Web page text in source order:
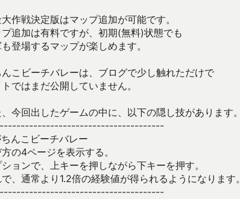
作戦決定版はマップ追加が可能です。
プ追加は有料ですが、初期(無料)状態でも
登場するマップが楽しめます。
んこビーチバレーは、ブログで少し触れただけで
ではまだ公開していません。
、今回出したゲームの中に、以下の隠し技があります。
んこビーチバレー
の4ページを表示する。
ョンで、上キーを押しながら下キーを押す。
で、通常より1.2倍の経験値が得られるようになります。